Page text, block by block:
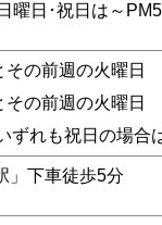
曜日･祝日は～
その前週の火曜日
その前週の火曜日
ずれも祝日の場合
」下車徒歩5分